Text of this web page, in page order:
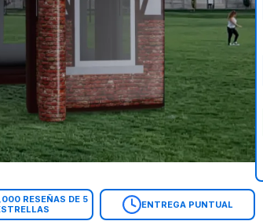
RESEÑAS DE 5
ENTREGA PUNTUAL